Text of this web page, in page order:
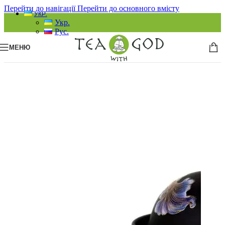
Перейти до навігаціїПерейти до основного вмісту
УКР.
Укр.
Рус.
МЕНЮ